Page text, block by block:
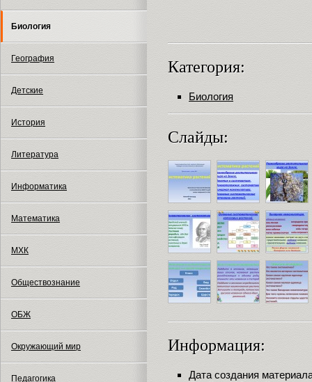
Биология
География
Детские
История
Литература
Информатика
Математика
МХК
Обществознание
ОБЖ
Окружающий мир
Педагогика
Категория:
Биология
Слайды:
Информация:
Дата создания